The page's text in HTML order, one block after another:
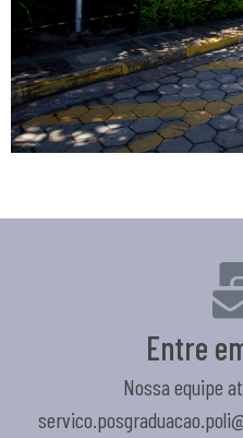
Entre
Nossa equipe